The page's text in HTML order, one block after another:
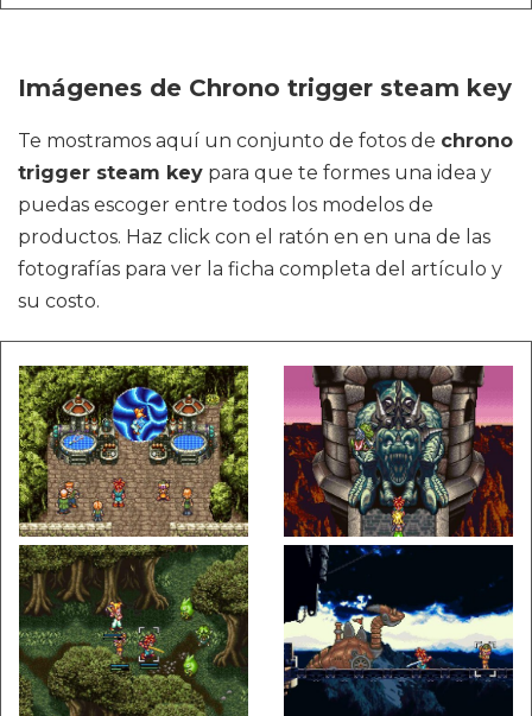
Imágenes de Chrono trigger steam key
Te mostramos aquí un conjunto de fotos de chrono
trigger steam key para que te formes una idea y
puedas escoger entre todos los modelos de
productos. Haz click con el ratón en en una de las
fotografías para ver la ficha completa del artículo y
su costo.